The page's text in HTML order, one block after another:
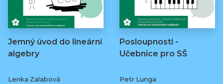
Jemný úvod do lineární
algebry
Lenka Zalabová
Posloupnosti -
Učebnice pro SŠ
Petr Lunga